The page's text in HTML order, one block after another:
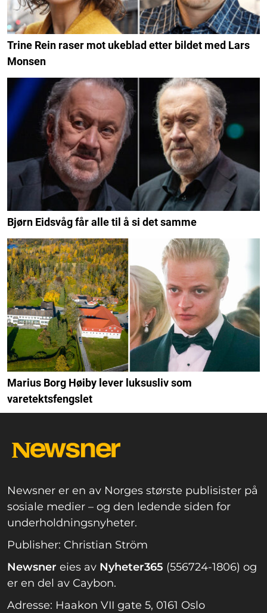
Trine Rein raser mot ukeblad etter bildet med Lars
Monsen
Bjørn Eidsvåg får alle til å si det samme
Marius Borg Høiby lever luksusliv som
varetektsfengslet
Newsner er en av Norges største publisister på
sosiale medier – og den ledende siden for
underholdningsnyheter.
Publisher: Christian Ström
Newsner eies av Nyheter365 (556724-1806) og
er en del av Caybon.
Adresse: Haakon VII gate 5, 0161 Oslo